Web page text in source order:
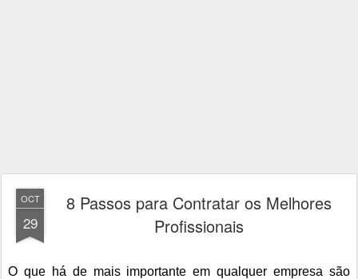
OCT
29
8 Passos para Contratar os Melhores
Profissionais
O que há de mais importante em qualquer empresa são